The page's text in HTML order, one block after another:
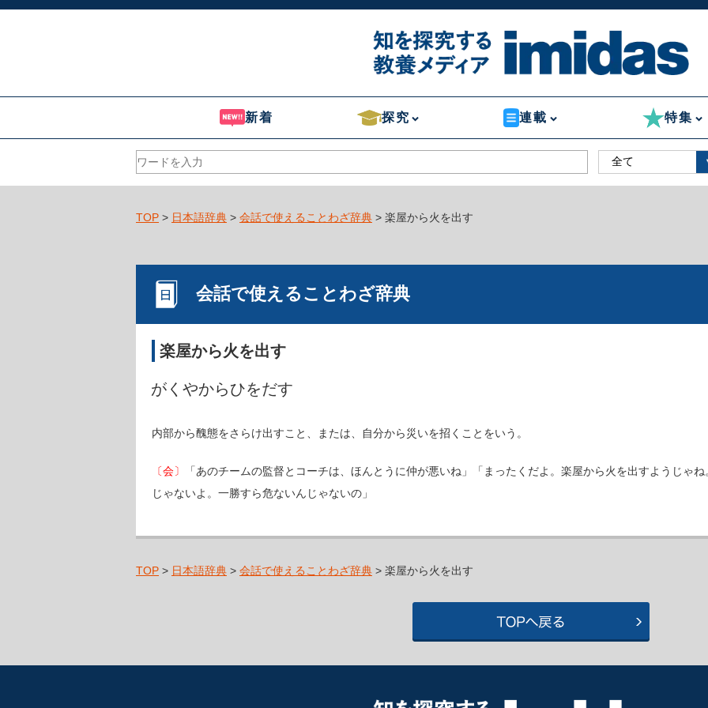
新着 探究 連載 特集
TOP > 日本語辞典 > 会話で使えることわざ辞典 > 楽屋から火を出す
会話で使えることわざ辞典
楽屋から火を出す
がくやからひをだす
内部から醜態をさらけ出すこと、または、自分から災いを招くことをいう。
〔会〕
「あのチームの監督とコーチは、ほんとうに仲が悪いね」「まったくだよ。楽屋から火を出すようじゃ
じゃないよ。一勝すら危ないんじゃないの」
TOP > 日本語辞典 > 会話で使えることわざ辞典 > 楽屋から火を出す